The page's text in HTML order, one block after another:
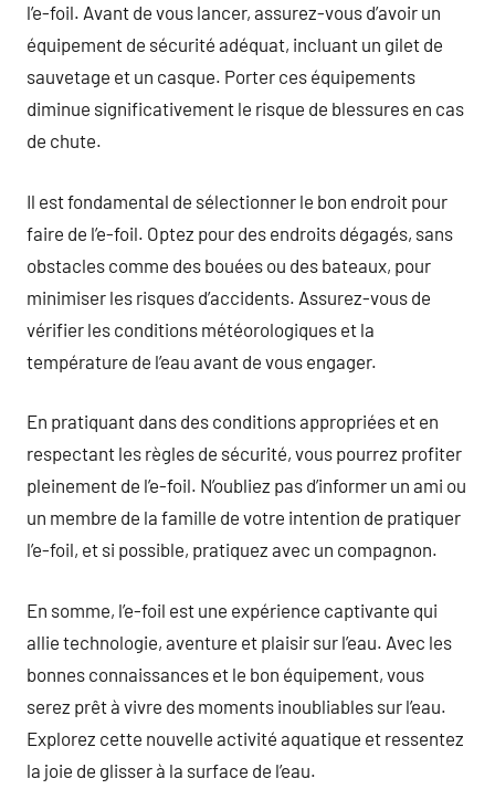
l’e-foil. Avant de vous lancer, assurez-vous d’avoir un
équipement de sécurité adéquat, incluant un gilet de
sauvetage et un casque. Porter ces équipements
diminue significativement le risque de blessures en cas
de chute.
Il est fondamental de sélectionner le bon endroit pour
faire de l’e-foil. Optez pour des endroits dégagés, sans
obstacles comme des bouées ou des bateaux, pour
minimiser les risques d’accidents. Assurez-vous de
vérifier les conditions météorologiques et la
température de l’eau avant de vous engager.
En pratiquant dans des conditions appropriées et en
respectant les règles de sécurité, vous pourrez profiter
pleinement de l’e-foil. N’oubliez pas d’informer un ami ou
un membre de la famille de votre intention de pratiquer
l’e-foil, et si possible, pratiquez avec un compagnon.
En somme, l’e-foil est une expérience captivante qui
allie technologie, aventure et plaisir sur l’eau. Avec les
bonnes connaissances et le bon équipement, vous
serez prêt à vivre des moments inoubliables sur l’eau.
Explorez cette nouvelle activité aquatique et ressentez
la joie de glisser à la surface de l’eau.